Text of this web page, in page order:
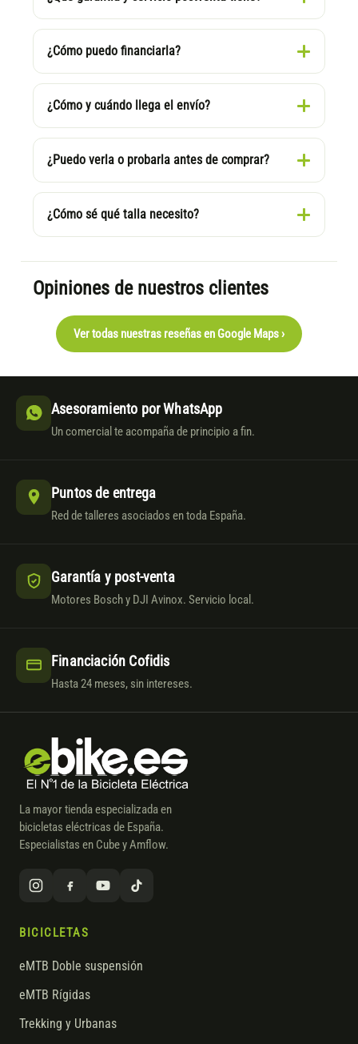
¿Cómo puedo financiarla?
¿Cómo y cuándo llega el envío?
¿Puedo verla o probarla antes de comprar?
¿Cómo sé qué talla necesito?
Opiniones de nuestros clientes
Ver todas nuestras reseñas en Google Maps ›
Asesoramiento por WhatsApp
Un comercial te acompaña de principio a fin.
Puntos de entrega
Red de talleres asociados en toda España.
Garantía y post-venta
Motores Bosch y DJI Avinox. Servicio local.
Financiación Cofidis
Hasta 24 meses, sin intereses.
La mayor tienda especializada en
bicicletas eléctricas de España.
Especialistas en Cube y Amflow.
BICICLETAS
eMTB Doble suspensión
eMTB Rígidas
Trekking y Urbanas